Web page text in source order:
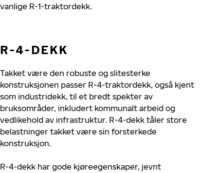
vanlige R-1-traktordekk.
R-4-DEKK
Takket være den robuste og slitesterke
konstruksjonen passer R-4-traktordekk, også kjent
som industridekk, til et bredt spekter av
bruksområder, inkludert kommunalt arbeid og
vedlikehold av infrastruktur. R-4-dekk tåler store
belastninger takket være sin forsterkede
konstruksjon.
R-4-dekk har gode kjøreegenskaper, jevnt